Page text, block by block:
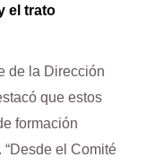
el trato
de la Dirección
que estos
formación
el Comité